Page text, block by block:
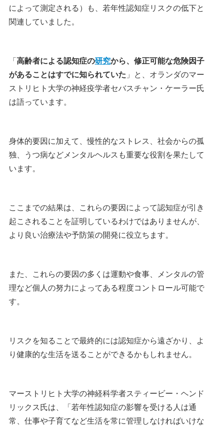
によって測定される）も、若年性認知症リスクの低下と
関連していました。
「高齢者による認知症の研究から、修正可能な危険因子
があることはすでに知られていた 」と、オランダのマー
ストリヒト大学の神経疫学者セバスチャン・ケーラー氏
は語っています。
身体的要因に加えて、慢性的なストレス、社会からの孤
独、うつ病などメンタルヘルスも重要な役割を果たして
います。
ここまでの結果は、これらの要因によって認知症が引き
起こされることを証明しているわけではありませんが、
より良い治療法や予防策の開発に役立ちます。
また、これらの要因の多くは運動や食事、メンタルの管
理など個人の努力によってある程度コントロール可能で
す。
リスクを知ることで最終的には認知症から遠ざかり、よ
り健康的な生活を送ることができるかもしれません。
マーストリヒト大学の神経科学者スティービー・ヘンド
リックス氏は、「若年性認知症の影響を受ける人は通
常、仕事や子育てなど生活を常に管理しなければいけな